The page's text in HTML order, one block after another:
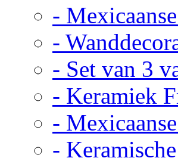
-
-
- Set van 3
- Keramiek
-
-